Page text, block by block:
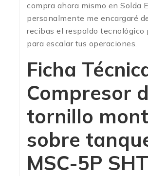
compra ahora mismo en Solda
personalmente me encargaré
recibas el respaldo tecnológico
para escalar tus operaciones.
Ficha
Compresor
tornillo
sobre
MSC-5P